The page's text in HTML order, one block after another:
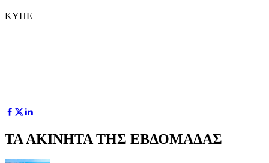
ΚΥΠΕ
ΤΑ ΑΚΙΝΗΤΑ ΤΗΣ ΕΒΔΟΜΑΔΑΣ